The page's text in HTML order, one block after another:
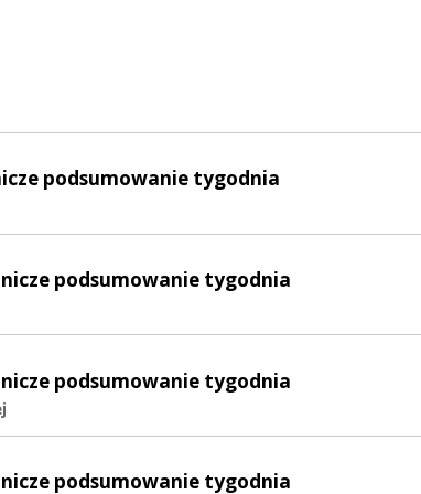
podsumowanie tygodnia
podsumowanie tygodnia
podsumowanie tygodnia
podsumowanie tygodnia